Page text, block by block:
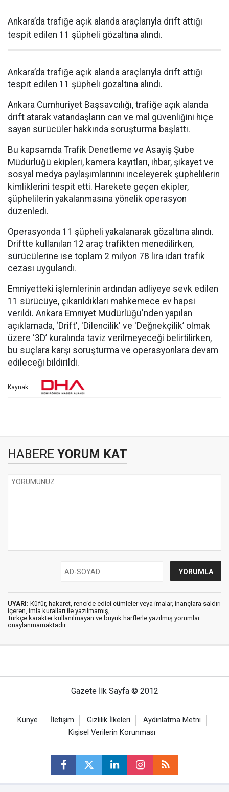
Ankara’da trafiğe açık alanda araçlarıyla drift attığı
tespit edilen 11 şüpheli gözaltına alındı.
Ankara’da trafiğe açık alanda araçlarıyla drift attığı
tespit edilen 11 şüpheli gözaltına alındı.
Ankara Cumhuriyet Başsavcılığı, trafiğe açık alanda
drift atarak vatandaşların can ve mal güvenliğini hiçe
sayan sürücüler hakkında soruşturma başlattı.
Bu kapsamda Trafik Denetleme ve Asayiş Şube
Müdürlüğü ekipleri, kamera kayıtları, ihbar, şikayet ve
sosyal medya paylaşımlarınını inceleyerek şüphelilerin
kimliklerini tespit etti. Harekete geçen ekipler,
şüphelilerin yakalanmasına yönelik operasyon
düzenledi.
Operasyonda 11 şüpheli yakalanarak gözaltına alındı.
Driftte kullanılan 12 araç trafikten menedilirken,
sürücülerine ise toplam 2 milyon 78 lira idari trafik
cezası uygulandı.
Emniyetteki işlemlerinin ardından adliyeye sevk edilen
11 sürücüye, çıkarıldıkları mahkemece ev hapsi
verildi. Ankara Emniyet Müdürlüğü'nden yapılan
açıklamada, ‘Drift', 'Dilencilik' ve 'Değnekçilik’ olmak
üzere ‘3D’ kuralında taviz verilmeyeceği belirtilirken,
bu suçlara karşı soruşturma ve operasyonlara devam
edileceği bildirildi.
Kaynak:
HABERE YORUM KAT
UYARI: Küfür, hakaret, rencide edici cümleler veya imalar, inançlara saldırı
içeren, imla kuralları ile yazılmamış,
Türkçe karakter kullanılmayan ve büyük harflerle yazılmış yorumlar
onaylanmamaktadır.
Gazete İlk Sayfa © 2012
Künye İletişim Gizlilik İlkeleri
Aydınlatma Metni
Kişisel Verilerin Korunması